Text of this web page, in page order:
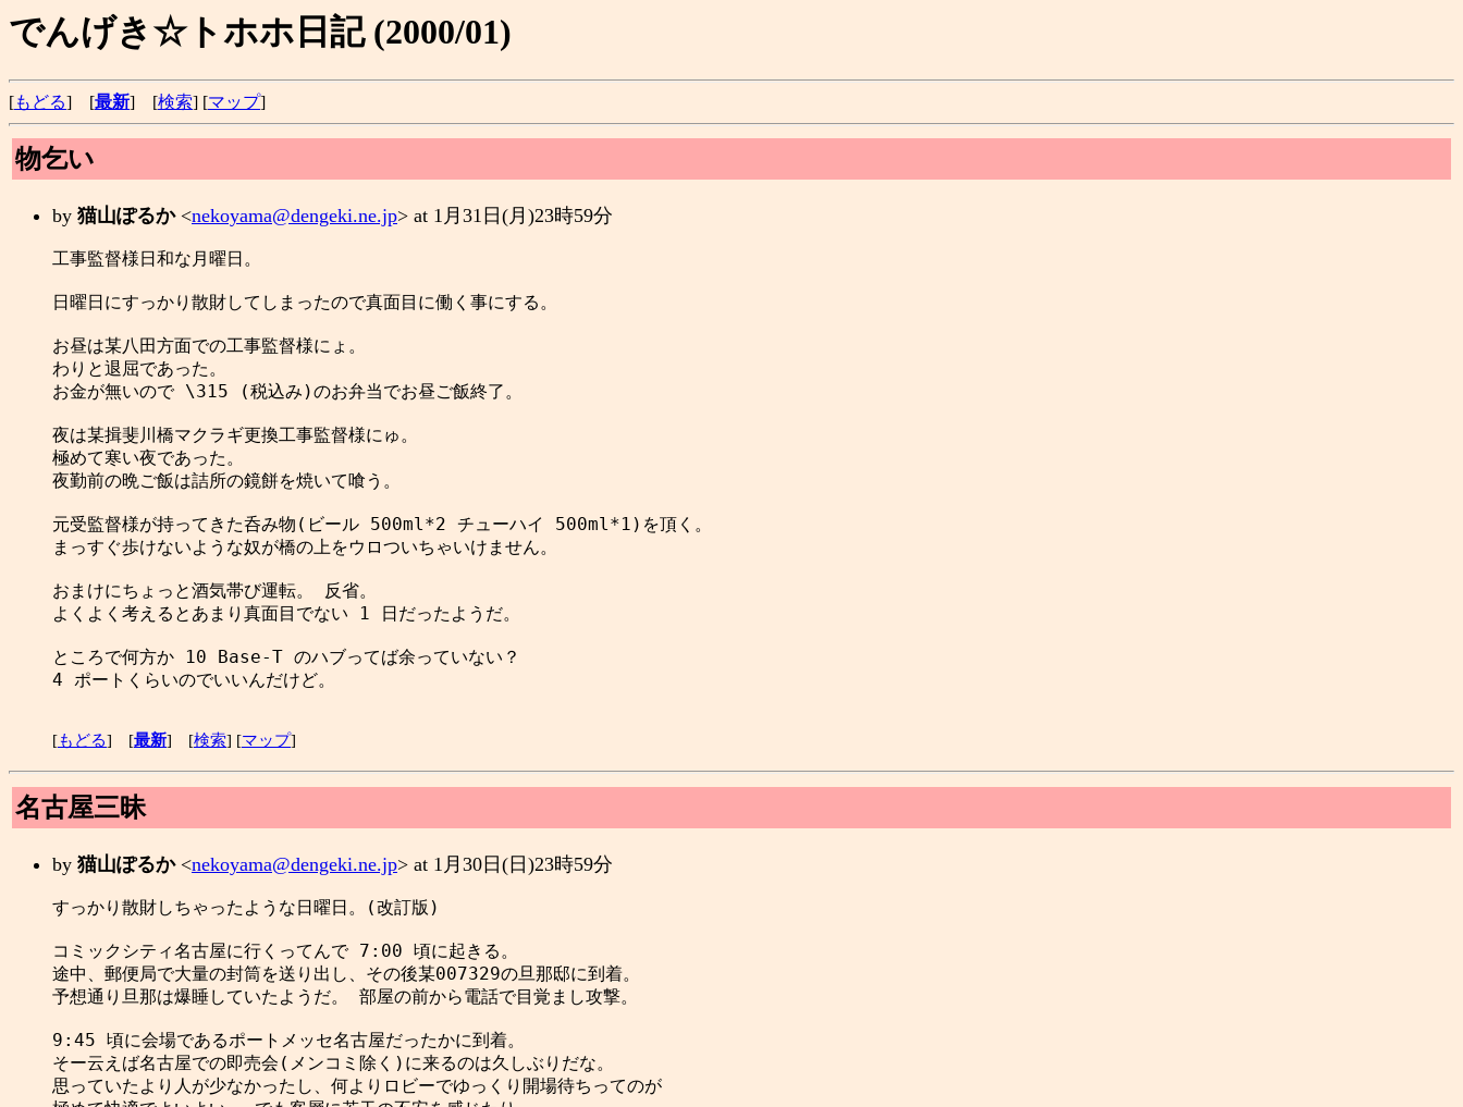
でんげき☆トホホ日記 (2000/01)
[もどる] [最新] [検索] [マップ]
物乞い
by 猫山ぽるか<nekoyama@dengeki.ne.jp> at 1月31日(月)23時59分
工事監督様日和な月曜日。
日曜日にすっかり散財してしまったので真面目に働く事にする。
お昼は某八田方面での工事監督様にょ。
わりと退屈であった。
お金が無いので \315 (税込み)のお弁当でお昼ご飯終了。
夜は某揖斐川橋マクラギ更換工事監督様にゅ。
極めて寒い夜であった。
夜勤前の晩ご飯は詰所の鏡餅を焼いて喰う。
元受監督様が持ってきた呑み物(ビール 500ml*2 チューハイ 500ml*1)を頂く。
まっすぐ歩けないような奴が橋の上をウロついちゃいけません。
おまけにちょっと酒気帯び運転。 反省。
よくよく考えるとあまり真面目でない 1 日だったようだ。
ところで何方か 10 Base-T のハブってば余っていない？
4 ポートくらいのでいいんだけど。
[もどる] [最新] [検索] [マップ]
名古屋三昧
by 猫山ぽるか<nekoyama@dengeki.ne.jp> at 1月30日(日)23時59分
すっかり散財しちゃったような日曜日。(改訂版)
コミックシティ名古屋に行くってんで 7:00 頃に起きる。
途中、郵便局で大量の封筒を送り出し、その後某007329の旦那邸に到着。
予想通り旦那は爆睡していたようだ。 部屋の前から電話で目覚まし攻撃。
9:45 頃に会場であるポートメッセ名古屋だったかに到着。
そー云えば名古屋での即売会(メンコミ除く)に来るのは久しぶりだな。
思っていたより人が少なかったし、何よりロビーでゆっくり開場待ちってのが